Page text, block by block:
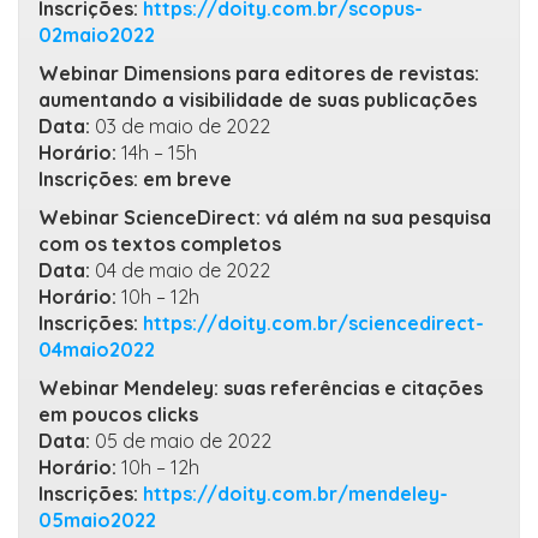
Inscrições: https://doity.com.br/scopus-
02maio2022
Webinar Dimensions para editores de revistas:
aumentando a visibilidade de suas publicações
Data: 03 de maio de 2022
Horário: 14h – 15h
Inscrições: em breve
Webinar ScienceDirect: vá além na sua pesquisa
com os textos completos
Data: 04 de maio de 2022
Horário: 10h – 12h
Inscrições: https://doity.com.br/sciencedirect-
04maio2022
Webinar Mendeley: suas referências e citações
em poucos clicks
Data: 05 de maio de 2022
Horário: 10h – 12h
Inscrições: https://doity.com.br/mendeley-
05maio2022